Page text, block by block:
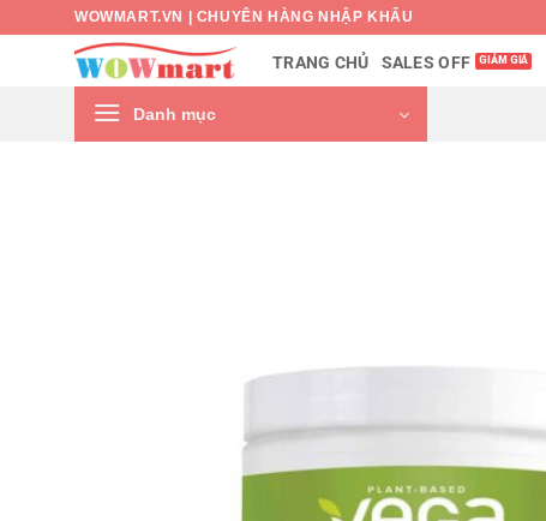
WOWMART.VN | CHUYÊN HÀNG NHẬP KHẨU
TRANG CHỦ SALES OFF
Danh mục